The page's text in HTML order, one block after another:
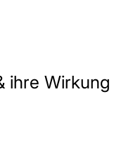
ihre Wirkung